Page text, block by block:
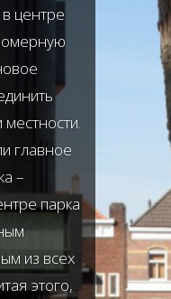
центре
главное
–
парка
из всех
этого,